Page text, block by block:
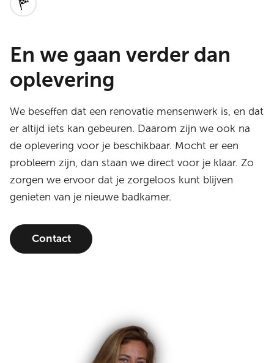
En we gaan verder dan
oplevering
We beseffen dat een renovatie mensenwerk is, en dat
er altijd iets kan gebeuren. Daarom zijn we ook na
de oplevering voor je beschikbaar. Mocht er een
probleem zijn, dan staan we direct voor je klaar. Zo
zorgen we ervoor dat je zorgeloos kunt blijven
genieten van je nieuwe badkamer.
Contact